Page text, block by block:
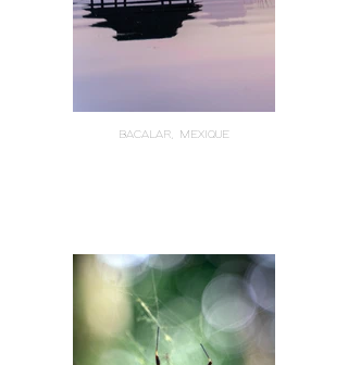
BACALAR, MEXIQUE